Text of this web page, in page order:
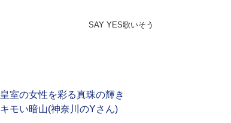
SAY YES歌いそう
皇室の女性を彩る真珠の輝き
キモい暗山(神奈川のYさん)